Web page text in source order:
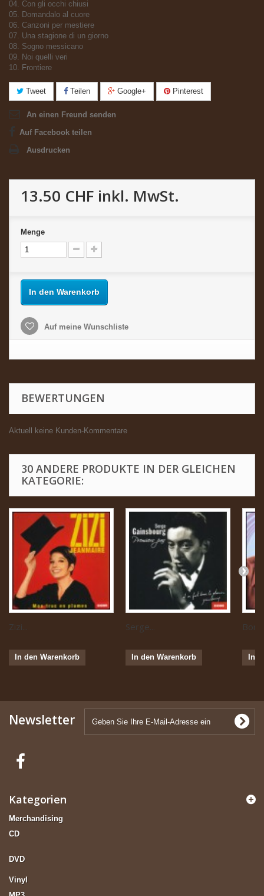
04. Con gli occhi chiusi
05. Domandalo al cuore
06. Canzoni per mestiere
07. Una stagione di un giorno
08. Sogno messicano
09. Noi quelli veri
10. Frontiere
Tweet Teilen Google+ Pinterest
An einen Freund senden
Auf Facebook teilen
Ausdrucken
13.50 CHF inkl. MwSt.
Menge
In den Warenkorb
Auf meine Wunschliste
BEWERTUNGEN
Aktuell keine Kunden-Kommentare
30 ANDERE PRODUKTE IN DER GLEICHEN
KATEGORIE:
Zizi...
In den Warenkorb
Serge...
In den Warenkorb In
Newsletter
Kategorien
Merchandising
CD
DVD
Vinyl